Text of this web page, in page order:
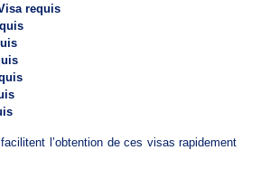
requis
l’obtention de ces visas rapidement